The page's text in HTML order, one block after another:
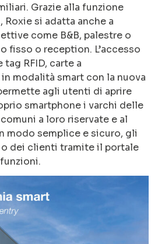
Grazie alla funzione
si adatta anche a
come B&B, palestre o
fisso o reception. L’accesso
RFID, carte a
modalità smart con la nuova
agli utenti di aprire
smartphone i varchi delle
a loro riservate e al
modo semplice e sicuro, gli
dei clienti tramite il portale